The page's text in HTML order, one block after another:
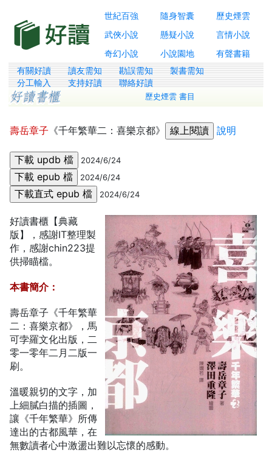
世紀百強 隨身智囊
歷史煙雲
武俠小說
懸疑小說
言情小說
奇幻小說
小說園地 有聲書籍
有關好讀 讀友需知 勘誤需知
製書需知
分工輸入
支持好讀 聯絡好讀
歷史煙雲 書目
壽岳章子 《千年繁華二：喜樂京都》 說明
2024/6/24
2024/6/24
2024/6/24
好讀書櫃【典藏
版】，感謝IT整理製
作，感謝chin223提
供掃瞄檔。
本書簡介：
壽岳章子《千年繁華
二：喜樂京都》，馬
可孛羅文化出版，二
零一零年二月二版一
刷。
溫暖親切的文字，加
上細膩白描的插圖，
讓《千年繁華》所傳
達出的古都風華，在
無數讀者心中激盪出難以忘懷的感動。